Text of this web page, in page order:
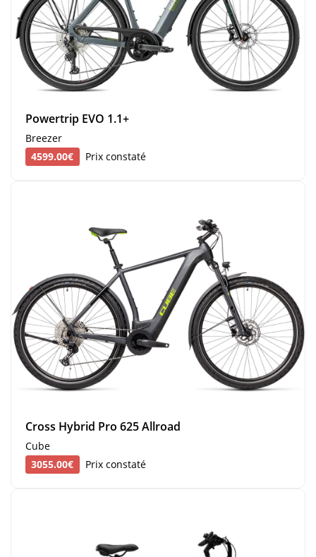
Powertrip EVO 1.1+
Breezer
4599.00€
Prix constaté
Cross Hybrid Pro 625 Allroad
Cube
3055.00€
Prix constaté